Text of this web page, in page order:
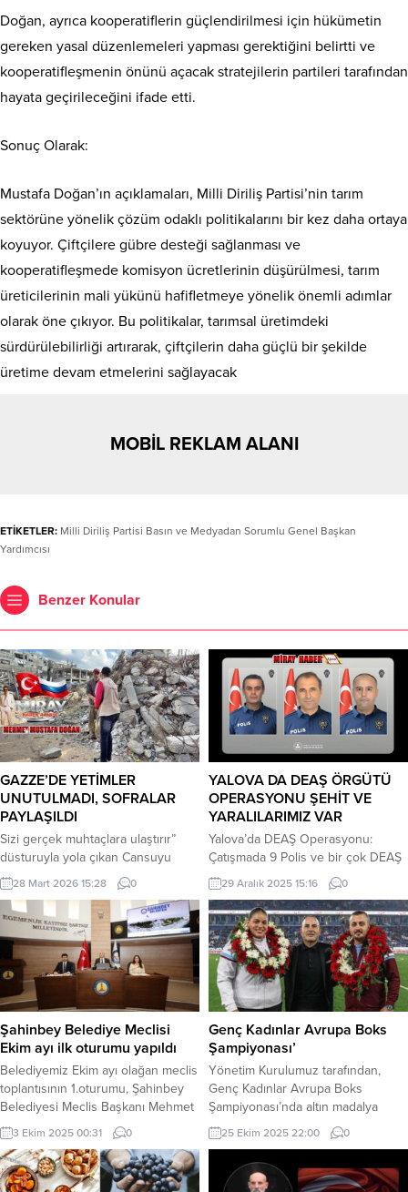
Doğan, ayrıca kooperatiflerin güçlendirilmesi için hükümetin
gereken yasal düzenlemeleri yapması gerektiğini belirtti ve
kooperatifleşmenin önünü açacak stratejilerin partileri tarafından
hayata geçirileceğini ifade etti.
Sonuç Olarak:
Mustafa Doğan’ın açıklamaları, Milli Diriliş Partisi’nin tarım
sektörüne yönelik çözüm odaklı politikalarını bir kez daha ortaya
koyuyor. Çiftçilere gübre desteği sağlanması ve
kooperatifleşmede komisyon ücretlerinin düşürülmesi, tarım
üreticilerinin mali yükünü hafifletmeye yönelik önemli adımlar
olarak öne çıkıyor. Bu politikalar, tarımsal üretimdeki
sürdürülebilirliği artırarak, çiftçilerin daha güçlü bir şekilde
üretime devam etmelerini sağlayacak
MOBİL REKLAM ALANI
ETİKETLER: Milli Diriliş Partisi Basın ve Medyadan Sorumlu Genel Başkan
Yardımcısı
Benzer Konular
GAZZE’DE YETİMLER
UNUTULMADI, SOFRALAR
PAYLAŞILDI
Sizi gerçek muhtaçlara ulaştırır”
düsturuyla yola çıkan Cansuyu
Derneği, bu Ramazan’da da
dünyanın dört bir yanında umut
oldu. Türkiye’den Gazze’ye,
Asya’dan Afrika’ya kadar 58 ülkede
yürütülen çalışmalarla yüz binlerce
ailenin sofrasına katık, yüreğine
umut ulaştırıldı. 81 İLDE GECE
GÜNDÜZ SEFERBERLİK Cansuyu
ekipleri, Ramazan boyunca
Türkiye’nin 81 ilinde aralıksız
sahadaydı. Yapılan...
28 Mart 2026 15:28 0
YALOVA DA DEAŞ ÖRGÜTÜ
OPERASYONU ŞEHİT VE
YARALILARIMIZ VAR
Yalova’da DEAŞ Operasyonu:
Çatışmada 9 Polis ve bir çok DEAŞ
üyesi Yaralandı Yalova’da terör
örgütü DEAŞ’a yönelik düzenlenen
operasyonda çatışma çıktı.
Güvenlik güçlerinin yürüttüğü
teknik ve fiziki takip çalışmaları
sonucunda, İsmetpaşa Mahallesi
Çömlek mevkiinde belirlenen bir
adrese operasyon düzenlendi.
Polis ekiplerinin adrese girmesi
sırasında, şüphelilerin evden ateş
açması üzerine çatışma...
29 Aralık 2025 15:16 0
Şahinbey Belediye Meclisi
Ekim ayı ilk oturumu yapıldı
Belediyemiz Ekim ayı olağan meclis
toplantısının 1.oturumu, Şahinbey
Belediyesi Meclis Başkanı Mehmet
Tahmazoğlu Başkanlığında
Belediye Meclis Salonu’nda yapıldı.
Şahinbey Belediye Meclisi Ekim ayı
ilk oturumu, yapılan yoklamanın
3 Ekim 2025 00:31 0
Genç Kadınlar Avrupa Boks
Şampiyonası’
Yönetim Kurulumuz tarafından,
Genç Kadınlar Avrupa Boks
Şampiyonası’nda altın madalya
kazanan sporcumuz Havvanur
Kethüda ve antrenörü Muhammet
Çat için Papara Park’ta özel bir
tören düzenlendi. Törende Başkan
25 Ekim 2025 22:00 0